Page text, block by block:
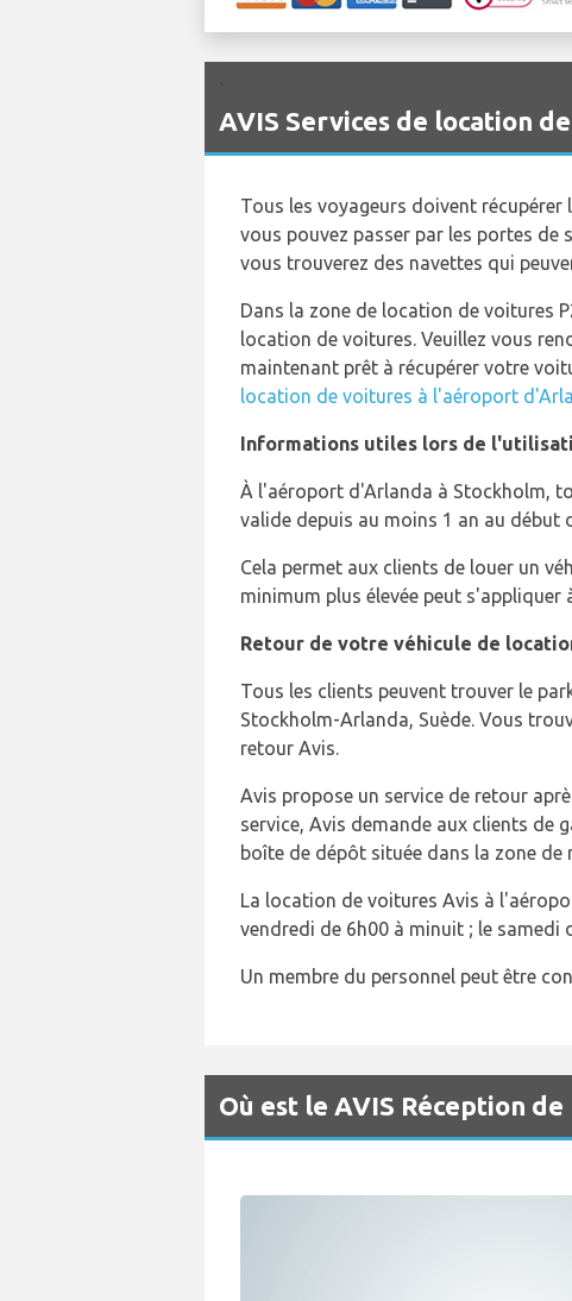
AVIS Services de location
Tous les voyageurs doivent récupérer
vous pouvez passer par les portes de
vous trouverez des navettes qui
Dans la zone de location de voitures
location de voitures. Veuillez vous
maintenant prêt à récupérer votre
location de voitures à l'aéroport
Informations utiles lors de
À l'aéroport d'Arlanda à Stockholm,
valide depuis au moins 1 an au début
Cela permet aux clients de louer un
minimum plus élevée peut
Retour de votre véhicule de
Tous les clients peuvent trouver le
Stockholm-Arlanda, Suède. Vous
retour Avis.
Avis propose un service de retour
service, Avis demande aux clients de
boîte de dépôt située dans la zone
La location de voitures Avis à
vendredi de 6h00 à minuit ; le samedi
Un membre du personnel peut être
Où est le AVIS Réception